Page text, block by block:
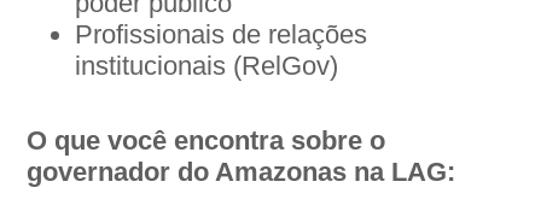
Profissionais de relações
institucionais (RelGov)
O que você encontra sobre o
governador do Amazonas na LAG: